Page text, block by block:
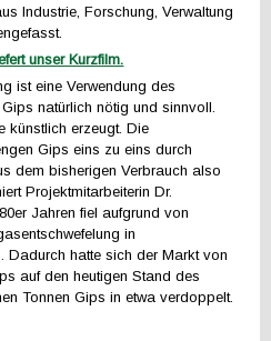
Industrie, Forschung, Verwaltung
unser Kurzfilm.
ist eine Verwendung des
natürlich nötig und sinnvoll.
künstlich erzeugt. Die
Gips eins zu eins durch
dem bisherigen Verbrauch also
Projektmitarbeiterin Dr.
Jahren fiel aufgrund von
in
Dadurch hatte sich der Markt von
auf den heutigen Stand des
Tonnen Gips in etwa verdoppelt.